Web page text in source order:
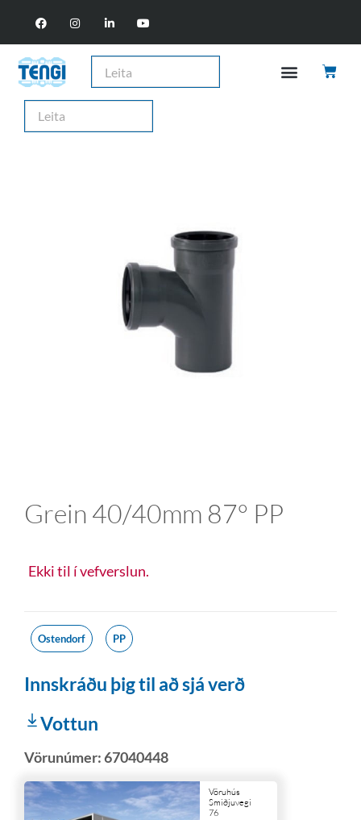
Grein 40/40mm 87° PP
Ekki til í vefverslun.
Ostendorf PP
Innskráðu þig til að sjá verð
Vottun
Vörunúmer:67040448
Vöruhús
Smiðjuvegi
76